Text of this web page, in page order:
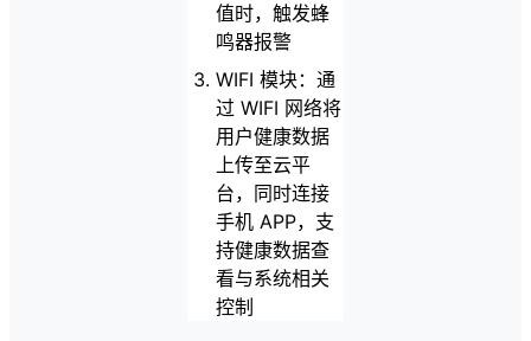
值时，触发蜂
鸣器报警
WIFI 模块：通
过 WIFI 网络将
用户健康数据
上传至云平
台，同时连接
手机 APP，支
持健康数据查
看与系统相关
控制